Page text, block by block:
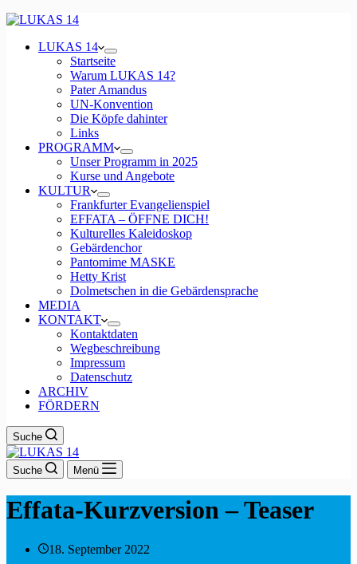
LUKAS 14
Startseite
Warum LUKAS 14?
Pater Amandus
UN-Konvention
Die Köpfe dahinter
Links
PROGRAMM
Unser Programm in 2025
Kurse und Angebote
KULTUR
Frankfurter Evangelienspiel
EFFATA – ÖFFNE DICH!
Kulturelles Kaleidoskop
Gebärdenchor
Pantomime MASKE
Hetty Krist
Dolmetschen in die Gebärdensprache
MEDIA
KONTAKT
Kontaktdaten
Wegbeschreibung
Impressum
Datenschutz
ARCHIV
FÖRDERN
Suche
Suche Menü
Effata-Kurzversion – Teaser
18. September 2022